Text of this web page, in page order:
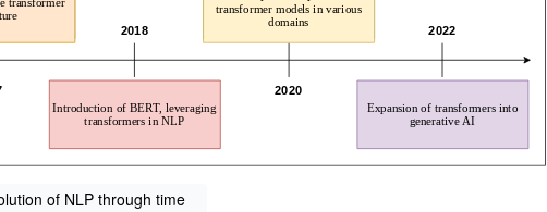
of NLP through time